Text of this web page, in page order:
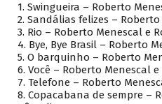
1. Swingueira – Roberto
2. Sandálias felizes –
3. Rio – Roberto Menescal e
4. Bye, Bye Brasil – Roberto
5. O barquinho – Roberto
6. Você – Roberto Menescal
7. Telefone – Roberto
8. Copacabana de sempre –